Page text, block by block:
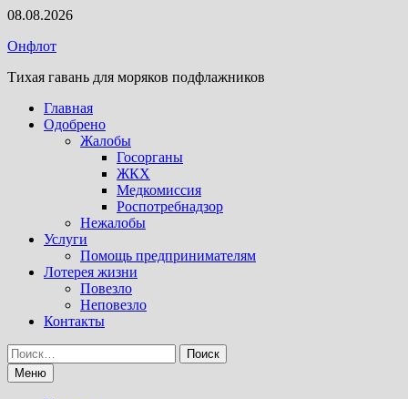
Перейти
содержимому
08.08.2026
Онфлот
Тихая гавань для моряков подфлажников
Главная
Одобрено
Жалобы
Госорганы
ЖКХ
Медкомиссия
Роспотребнадзор
Нежалобы
Услуги
Помощь предпринимателям
Лотерея жизни
Повезло
Неповезло
Контакты
Найти:
Меню